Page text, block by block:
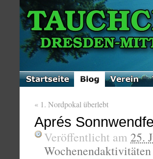
« 1. Nordpokal überlebt
Aprés
Veröffentlicht am 25.
Wochenendaktivitäten